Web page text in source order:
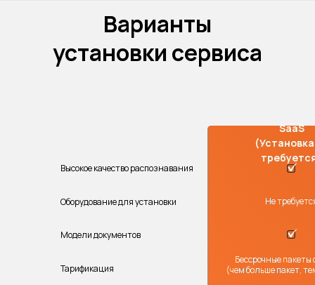
Варианты
установки сервиса
Высокое качество распознавания
Оборудование для установки
Модели документов
Тарификация
Не
SaaS
Бессрочные
(чем больше пакет,